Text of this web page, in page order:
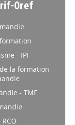
Oref
- IPI
la formation
- TMF